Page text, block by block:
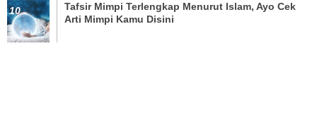
Tafsir Mimpi Terlengkap Menurut Islam, Ayo Cek
Arti Mimpi Kamu Disini